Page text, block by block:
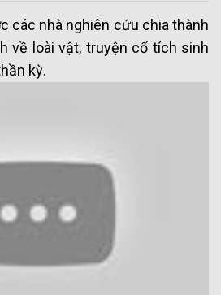
các nhà nghiên cứu chia thành
về loài vật, truyện cổ tích sinh
kỳ.